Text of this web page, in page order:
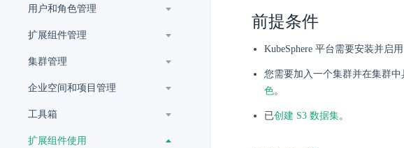
用户和角色管理
扩展组件管理
集群管理
企业空间和项目管理
工具箱
扩展组件使用
前提条件
KubeSphere 平台需要安装并启用
您需要加入一个集群并在集群中
色。
已创建 S3 数据集。